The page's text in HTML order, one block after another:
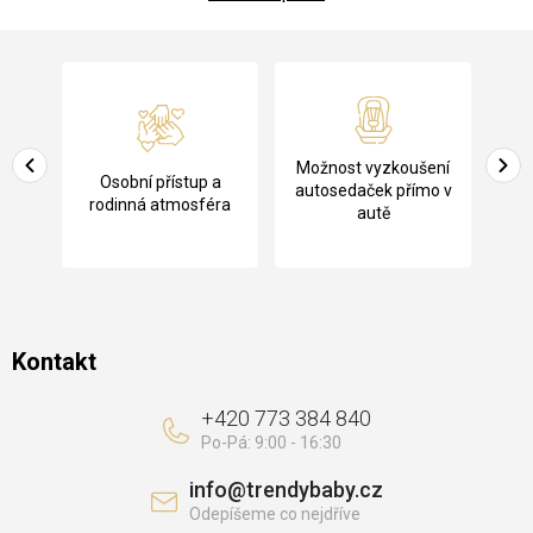
a
Osobní přístup a
rodinná atmosféra
Možnost vyzkoušení
autosedaček přímo v
autě
Kontakt
info@trendybaby.cz
+420 773 384 840